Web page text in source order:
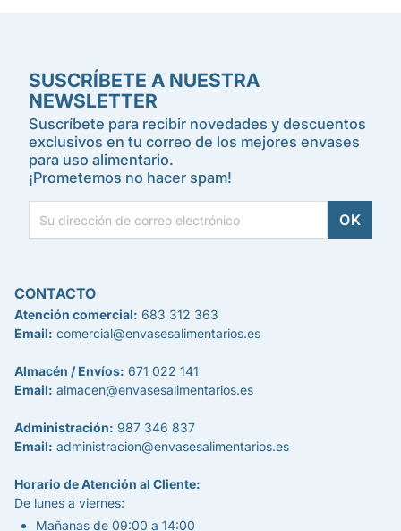
SUSCRÍBETE A NUESTRA
NEWSLETTER
Suscríbete para recibir novedades y descuentos
exclusivos en tu correo de los mejores envases
para uso alimentario.
¡Prometemos no hacer spam!
CONTACTO
Atención comercial: 683 312 363
Email: comercial@envasesalimentarios.es
Almacén / Envíos: 671 022 141
Email: almacen@envasesalimentarios.es
Administración: 987 346 837
Email: administracion@envasesalimentarios.es
Horario de Atención al Cliente:
De lunes a viernes:
Mañanas de 09:00 a 14:00